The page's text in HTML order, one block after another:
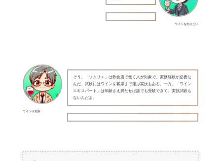
ワインを知りたい
ワイン研究家
そう。「ソムリエ」は飲食店で働く人が対象で、実務経験が必要な
んだ。試験にはワインを客席まで運ぶ実技もある。一方、「ワイン
エキスパート」は年齢さえ満たせば誰でも受験できて、実技試験も
ないんだよ。